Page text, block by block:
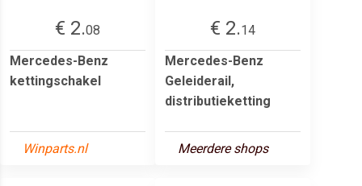
€ 2.08
Mercedes-Benz
kettingschakel
Winparts.nl
€ 2.14
Mercedes-Benz
Geleiderail,
distributieketting
Meerdere shops